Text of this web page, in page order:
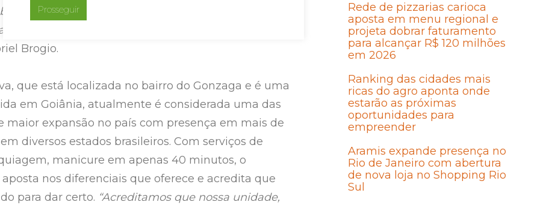
Prosseguir
E com a volta gradativa do comércio, as coisas
melhorar”
Brogio.
que está localizada no bairro do Gonzaga e é uma
em Goiânia, atualmente é considerada uma das
maior expansão no país com presença em mais de
diversos estados brasileiros. Com serviços de
manicure em apenas 40 minutos, o
nos diferenciais que oferece e acredita que
para dar certo. “Acreditamos que nossa unidade,
Rede de pizzarias carioca
aposta em menu regional e
projeta dobrar faturamento
para alcançar R$ 120 milhões
em 2026
Ranking das cidades mais
ricas do agro aponta onde
estarão as próximas
oportunidades para
empreender
Aramis expande presença no
Rio de Janeiro com abertura
de nova loja no Shopping Rio
Sul